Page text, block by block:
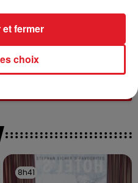
LA VIE, NOYÉ À
8h41
8h41
choix
fermer